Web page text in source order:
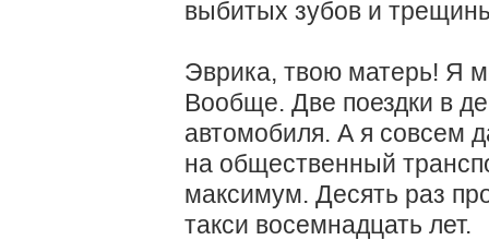
выбитых зубов и
Эврика, твою матерь! Я
Вообще. Две поездки в
автомобиля. А я совсем
на общественный
максимум. Десять раз
такси восемнадцать лет.